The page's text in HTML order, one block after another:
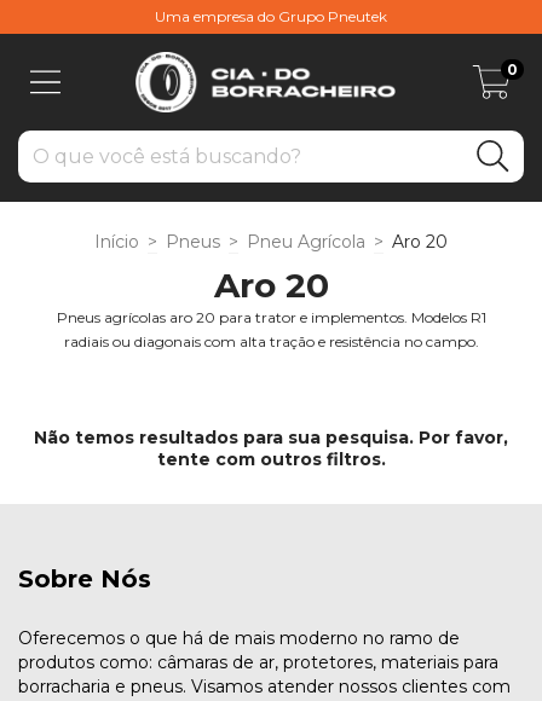
Uma empresa do Grupo Pneutek
0
Início > Pneus > Pneu Agrícola > Aro 20
Aro 20
Pneus agrícolas aro 20 para trator e implementos. Modelos R1
radiais ou diagonais com alta tração e resistência no campo.
Não temos resultados para sua pesquisa. Por favor,
tente com outros filtros.
Sobre Nós
Oferecemos o que há de mais moderno no ramo de
produtos como: câmaras de ar, protetores, materiais para
borracharia e pneus. Visamos atender nossos clientes com